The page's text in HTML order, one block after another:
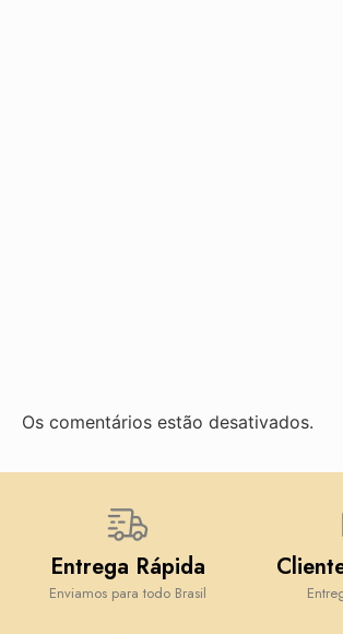
Os comentários estão desativados.
Entrega Rápida
Enviamos para todo Brasil